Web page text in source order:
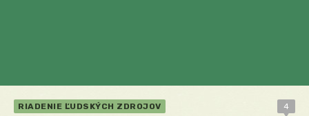
RIADENIE ĽUDSKÝCH ZDROJOV 4